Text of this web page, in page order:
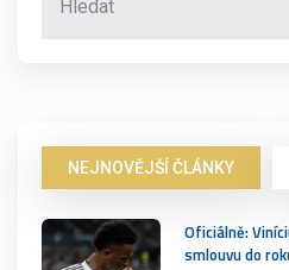
NEJNOVĚJŠÍ ČLÁNKY
Oficiálně:
smlouvu do